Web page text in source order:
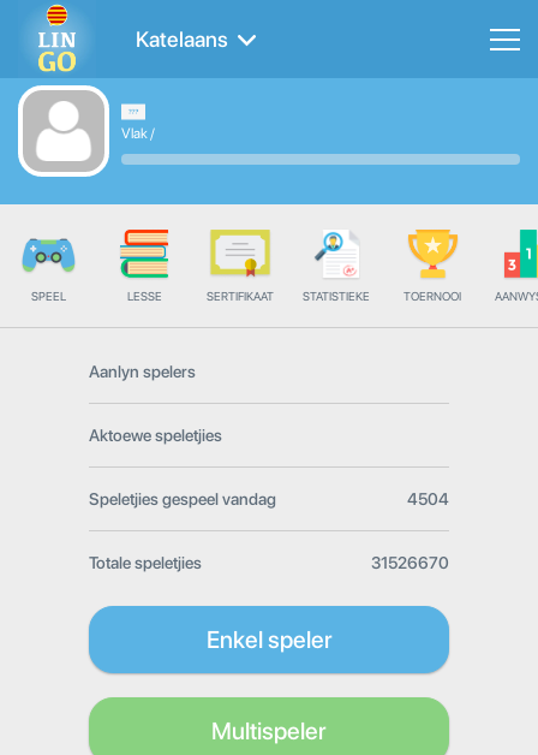
Katelaans
Vlak/
SPEEL LESSE SERTIFIKAAT STATISTIEKE TOERNOOI
Aanlyn spelers
Aktoewe speletjies
Speletjies gespeel vandag 4504
Totale speletjies 31526670
Enkel speler
Multispeler